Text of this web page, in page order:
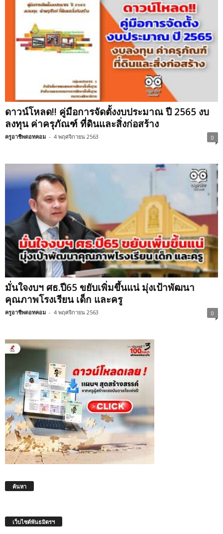
ดาวน์โหลด!! คู่มือการจัดตั้งงบประมาณ ปี 2565 งบ
ลงทุน ค่าครุภัณฑ์ ที่ดินและสิ่งก่อสร้าง
ครูอาชีพดอทคอม - 4 พฤศจิกายน 2563 0
มั่นใจงบฯ ศธ.ปี65 ขยับเพิ่มขึ้นแน่ มุ่งเป้าพัฒนา
คุณภาพโรงเรียน เด็ก และครู
ครูอาชีพดอทคอม - 4 พฤศจิกายน 2563 0
ค้นหา
เว็บไซต์พันธมิตรฯ